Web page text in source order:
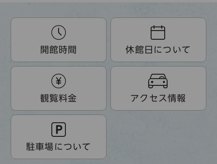
開館時間 休館日について
観覧料金 アクセス情報
駐車場について